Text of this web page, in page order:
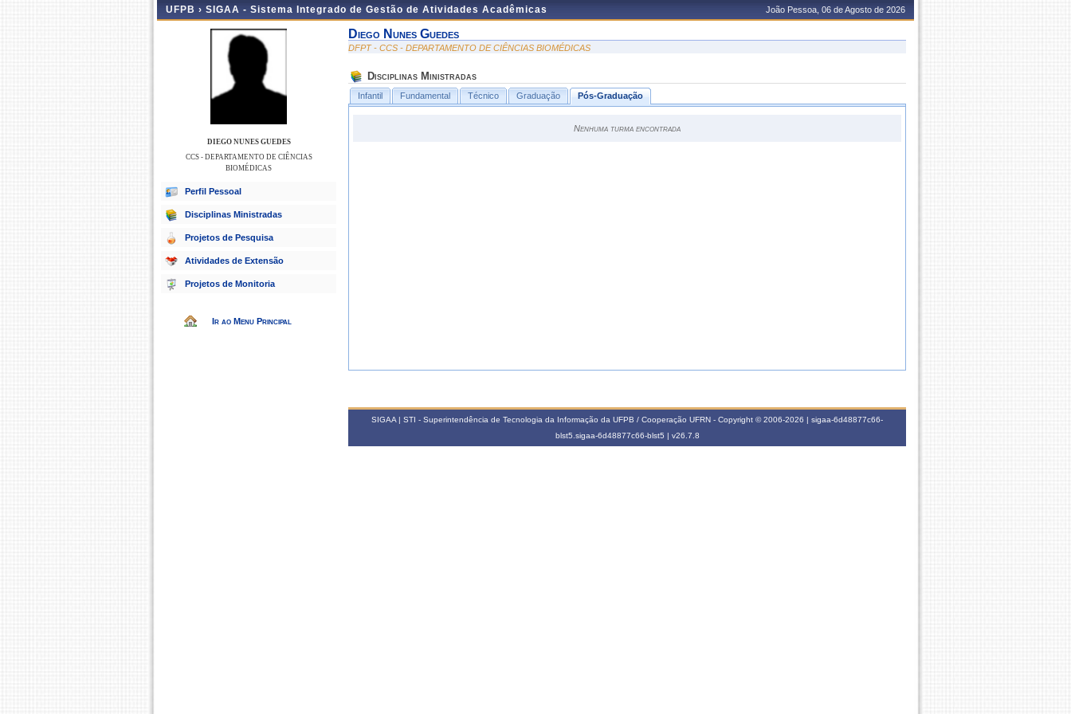
UFPB › SIGAA - Sistema Integrado de Gestão de Atividades Acadêmicas João Pessoa, 06 de Agosto de 2026
DIEGO NUNES GUEDES
CCS - DEPARTAMENTO DE CIÊNCIAS
BIOMÉDICAS
Perfil Pessoal
Disciplinas Ministradas
Projetos de Pesquisa
Atividades de Extensão
Projetos de Monitoria
Ir ao Menu Principal
Diego Nunes Guedes
DFPT - CCS - DEPARTAMENTO DE CIÊNCIAS BIOMÉDICAS
Disciplinas Ministradas
Infantil Fundamental Técnico Graduação Pós-Graduação
Nenhuma turma encontrada
SIGAA | STI - Superintendência de Tecnologia da Informação da UFPB / Cooperação UFRN - Copyright © 2006-2026 | sigaa-6d48877c66-
blst5.sigaa-6d48877c66-blst5 | v26.7.8